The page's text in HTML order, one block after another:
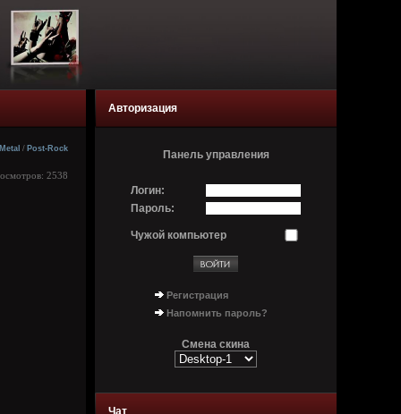
/ Post-Rock
2538
Авторизация
Панель управления
Логин:
Пароль:
Чужой компьютер
Регистрация
Напомнить пароль?
Смена скина
Чат